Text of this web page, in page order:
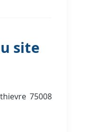
site
75008